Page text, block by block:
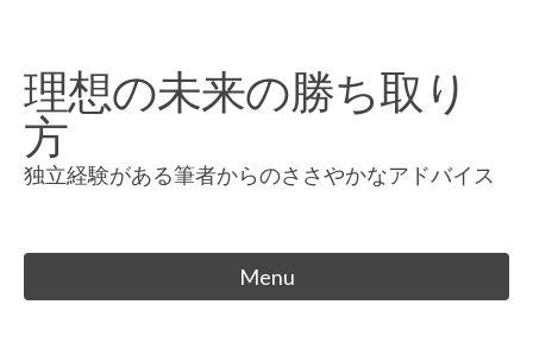
content
理想の未来の勝ち取り
方
独立経験がある筆者からのささやかなアドバイス
Menu